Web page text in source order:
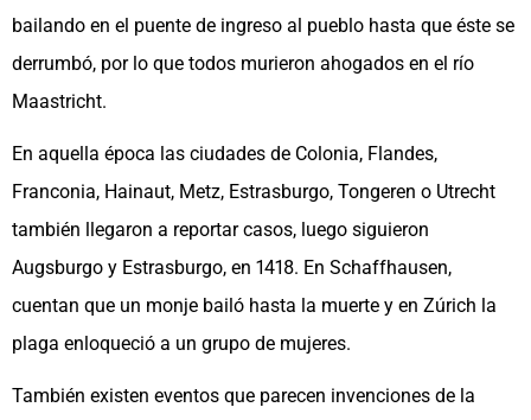
bailando en el puente de ingreso al pueblo hasta que éste se
derrumbó, por lo que todos murieron ahogados en el río
Maastricht.
En aquella época las ciudades de Colonia, Flandes,
Franconia, Hainaut, Metz, Estrasburgo, Tongeren o Utrecht
también llegaron a reportar casos, luego siguieron
Augsburgo y Estrasburgo, en 1418. En Schaffhausen,
cuentan que un monje bailó hasta la muerte y en Zúrich la
plaga enloqueció a un grupo de mujeres.
También existen eventos que parecen invenciones de la